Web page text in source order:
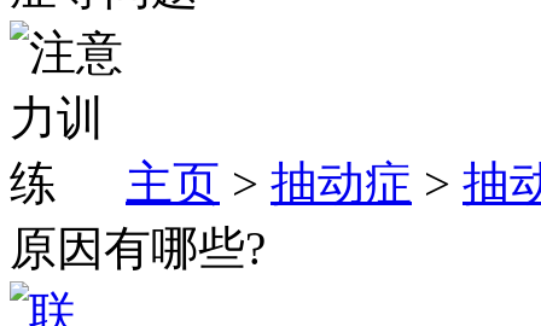
主页 > 抽动症 > 抽
原因有哪些?